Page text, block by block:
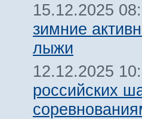
15.12.2025
зимние
лыжи
12.12.2025
российских